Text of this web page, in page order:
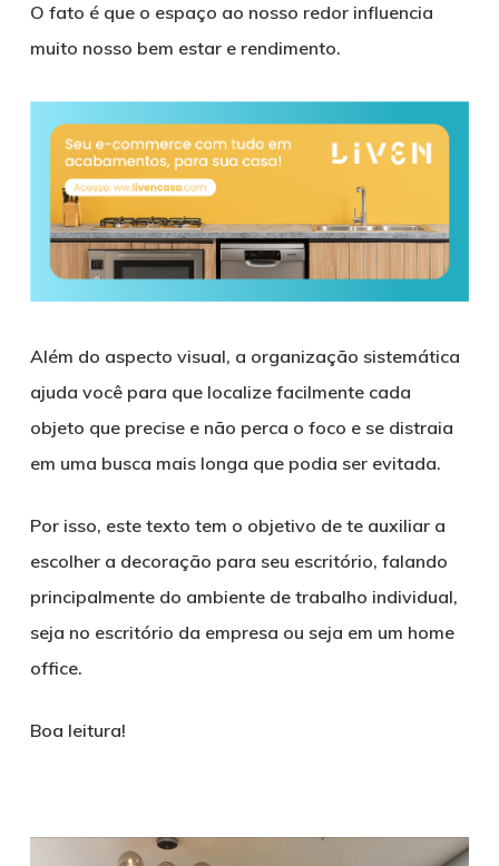
O fato é que o espaço ao nosso redor influencia
muito nosso bem estar e rendimento.
Além do aspecto visual, a organização sistemática
ajuda você para que localize facilmente cada
objeto que precise e não perca o foco e se distraia
em uma busca mais longa que podia ser evitada.
Por isso, este texto tem o objetivo de te auxiliar a
escolher a decoração para seu escritório, falando
principalmente do ambiente de trabalho individual,
seja no escritório da empresa ou seja em um home
office.
Boa leitura!